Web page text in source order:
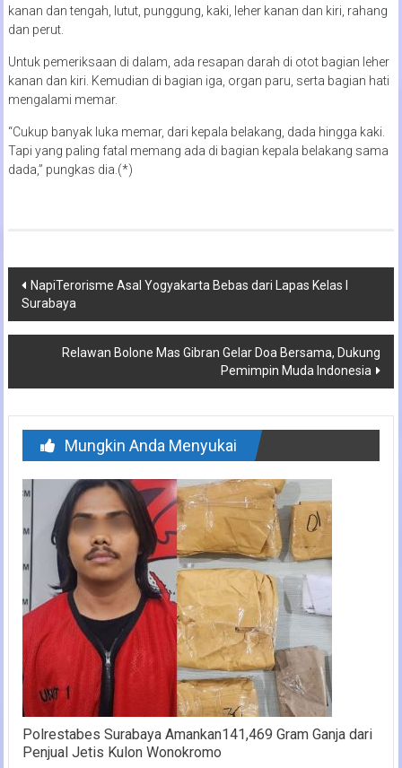
kanan dan tengah, lutut, punggung, kaki, leher kanan dan kiri, rahang
dan perut.
Untuk pemeriksaan di dalam, ada resapan darah di otot bagian leher
kanan dan kiri. Kemudian di bagian iga, organ paru, serta bagian hati
mengalami memar.
“Cukup banyak luka memar, dari kepala belakang, dada hingga kaki.
Tapi yang paling fatal memang ada di bagian kepala belakang sama
dada,” pungkas dia.(*)
Navigasi
pos
NapiTerorisme Asal Yogyakarta Bebas dari Lapas Kelas I
Surabaya
Relawan Bolone Mas Gibran Gelar Doa Bersama, Dukung
Pemimpin Muda Indonesia
Mungkin Anda Menyukai
Polrestabes Surabaya Amankan141,469 Gram Ganja dari
Penjual Jetis Kulon Wonokromo